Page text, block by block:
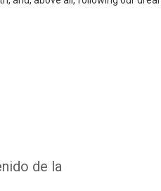
de la